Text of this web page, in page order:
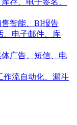
存、电子签名、
智能、BI报告
、电子邮件、库
广告、短信、电
作流自动化、漏斗